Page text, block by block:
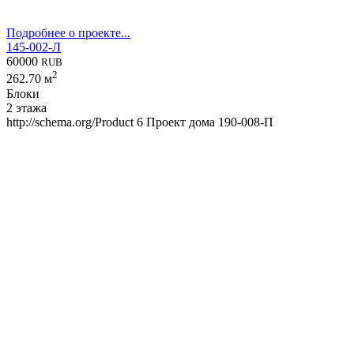
Подробнее о проекте...
145-002-Л
60000 RUB
262.70 м2
Блоки
2 этажа
http://schema.org/Product 6 Проект дома 190-008-П